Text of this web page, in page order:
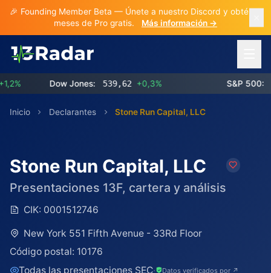
🎉 Founding Member Beta — Únete a nuestro Discord y obtén 3
meses de Pro gratis.
Más información →
Dow Jones: 539,62 +0,3% S&P 500:
Inicio Declarantes Stone Run Capital, LLC
Stone Run Capital, LLC
Presentaciones 13F, cartera y análisis
CIK: 0001512746
New York 551 Fifth Avenue - 33Rd Floor
Código postal: 10176
Todas las presentaciones SEC· Datos verificados por ↗